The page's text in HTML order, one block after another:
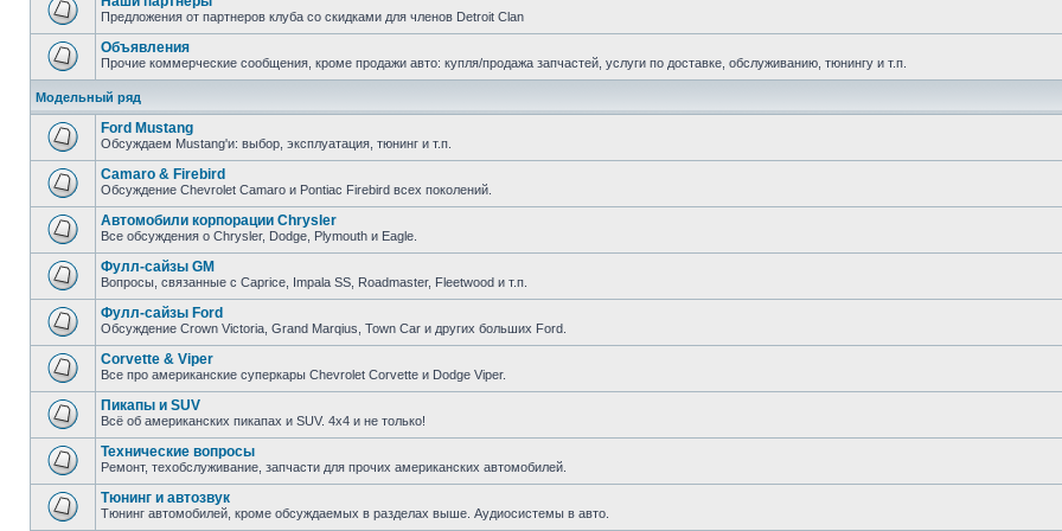
Предложения от партнеров клуба со скидками для членов Detroit Clan
Объявления
Прочие коммерческие сообщения, кроме продажи авто: купля/продажа запчастей, услуги по доставке, обслуживанию, тюнингу и т.п.
Модельный ряд
Ford Mustang
Обсуждаем Mustang'и: выбор, эксплуатация, тюнинг и т.п.
Camaro & Firebird
Обсуждение Chevrolet Camaro и Pontiac Firebird всех поколений.
Автомобили корпорации Chrysler
Все обсуждения о Chrysler, Dodge, Plymouth и Eagle.
Фулл-сайзы GM
Вопросы, связанные с Caprice, Impala SS, Roadmaster, Fleetwood и т.п.
Фулл-сайзы Ford
Обсуждение Crown Victoria, Grand Marqius, Town Car и других больших Ford.
Corvette & Viper
Все про американские суперкары Chevrolet Corvette и Dodge Viper.
Пикапы и SUV
Всё об американских пикапах и SUV. 4х4 и не только!
Технические вопросы
Ремонт, техобслуживание, запчасти для прочих американских автомобилей.
Тюнинг и автозвук
Тюнинг автомобилей, кроме обсуждаемых в разделах выше. Аудиосистемы в авто.